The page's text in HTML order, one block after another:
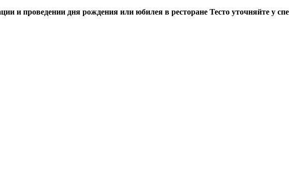
и проведении дня рождения или юбилея в ресторане Тесто уточняйте у